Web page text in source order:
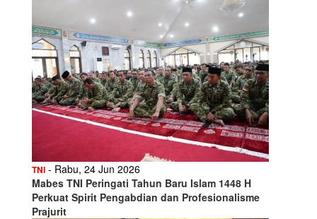
TNI - Rabu, 24 Jun 2026
Mabes TNI Peringati Tahun Baru Islam 1448 H
Perkuat Spirit Pengabdian dan Profesionalisme
Prajurit